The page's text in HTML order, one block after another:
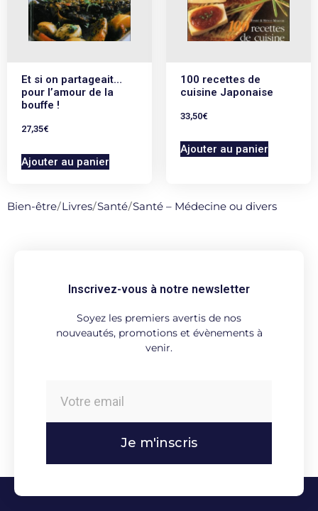
Et si on partageait…
pour l’amour de la
bouffe !
27,35€
Ajouter au panier
100 recettes de
cuisine Japonaise
33,50€
Ajouter au panier
Bien-être/Livres/Santé/Santé – Médecine ou divers
Inscrivez-vous à notre newsletter
Soyez les premiers avertis de nos
nouveautés, promotions et évènements à
venir.
Je m'inscris